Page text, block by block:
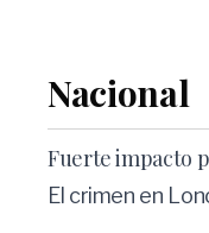
Nacional
Fuerte impacto
El crimen en